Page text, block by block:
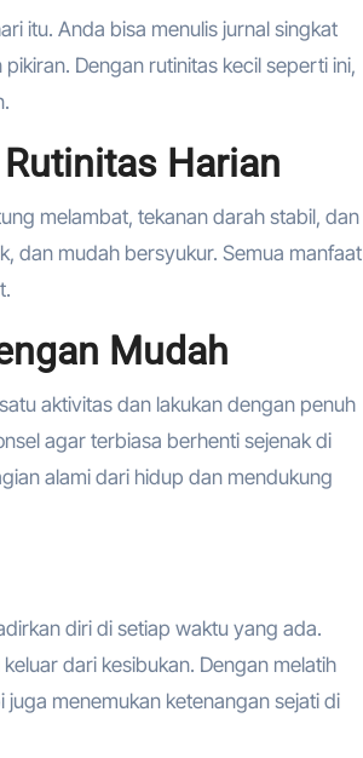
itu. Anda bisa menulis jurnal singkat
Dengan rutinitas kecil seperti ini,
Harian
melambat, tekanan darah stabil, dan
dan mudah bersyukur. Semua manfaat
Mudah
aktivitas dan lakukan dengan penuh
agar terbiasa berhenti sejenak di
alami dari hidup dan mendukung
diri di setiap waktu yang ada.
dari kesibukan. Dengan melatih
menemukan ketenangan sejati di